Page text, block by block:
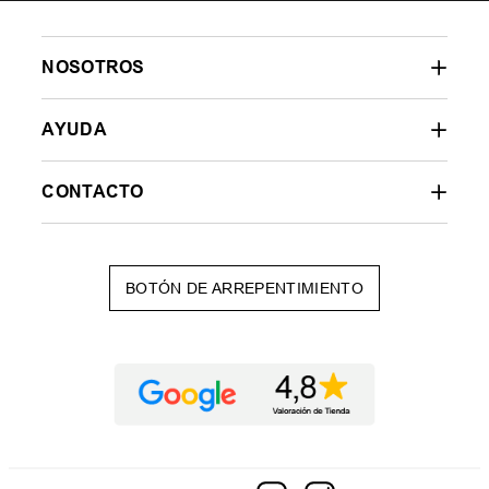
NOSOTROS
AYUDA
CONTACTO
BOTÓN DE ARREPENTIMIENTO